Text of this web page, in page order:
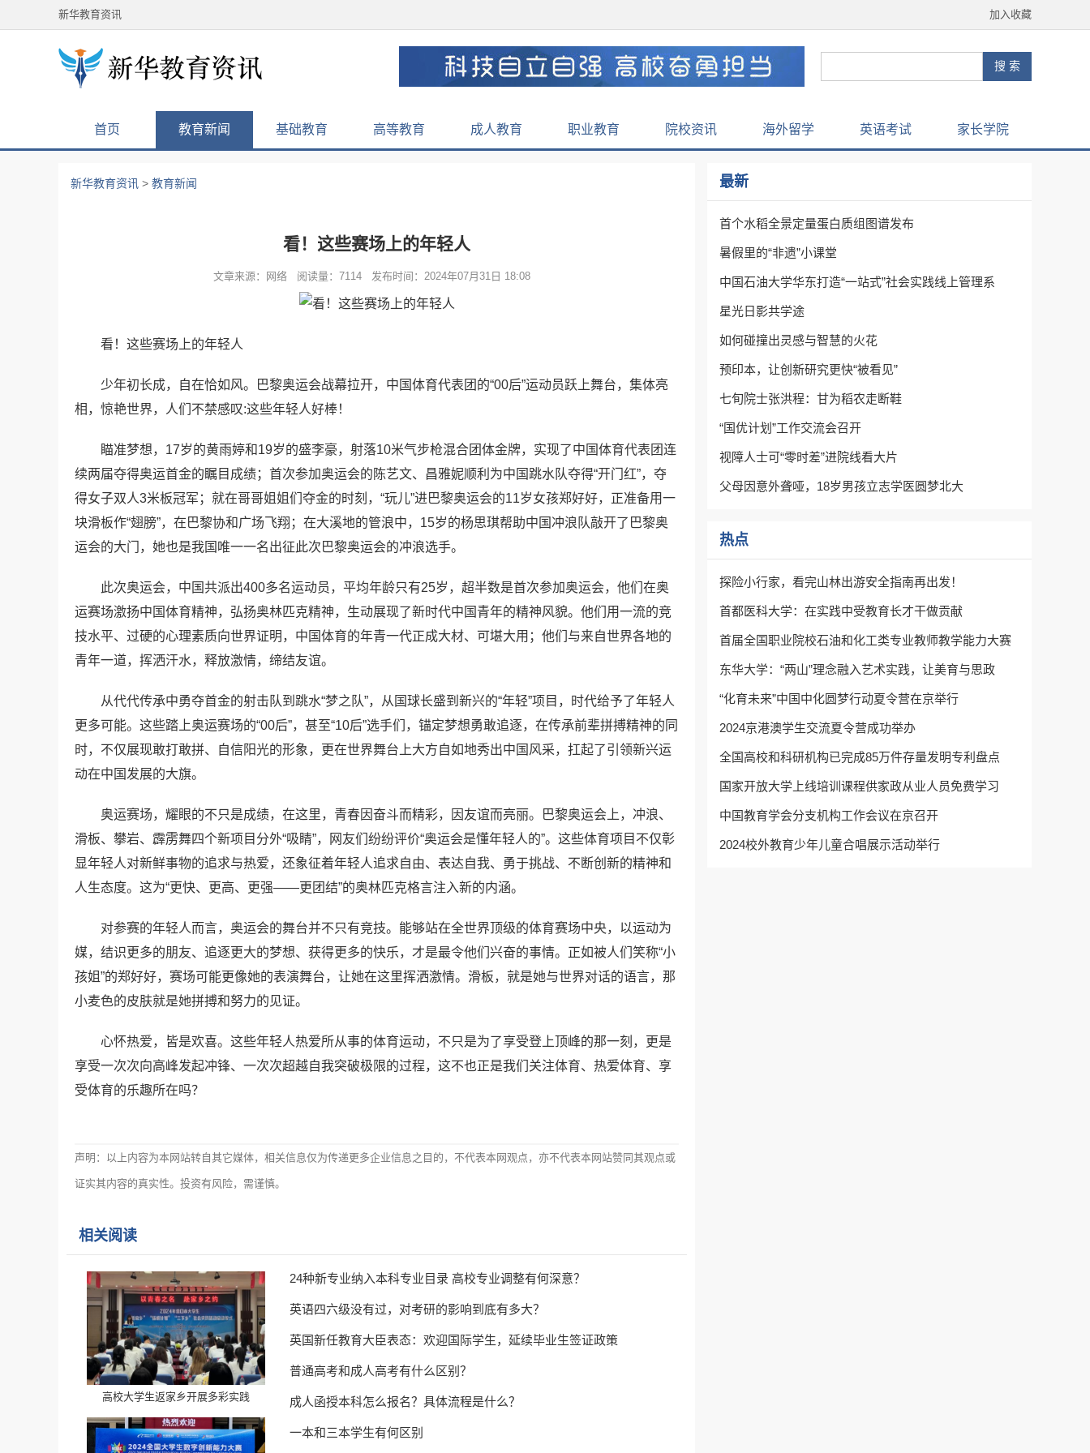
新华教育资讯 加入收藏
首页 教育新闻 基础教育 高等教育 成人教育 职业教育 院校资讯 海外留学 英语考试 家长学院
新华教育资讯 > 教育新闻
看！这些赛场上的年轻人
文章来源：网络 阅读量：7114 发布时间：2024年07月31日 18:08
看！这些赛场上的年轻人
少年初长成，自在恰如风。巴黎奥运会战幕拉开，中国体育代表团的“00后”运动员跃上舞台，集体亮
相，惊艳世界，人们不禁感叹:这些年轻人好棒！
瞄准梦想，17岁的黄雨婷和19岁的盛李豪，射落10米气步枪混合团体金牌，实现了中国体育代表团连
续两届夺得奥运首金的瞩目成绩；首次参加奥运会的陈艺文、昌雅妮顺利为中国跳水队夺得“开门红”，夺
得女子双人3米板冠军；就在哥哥姐姐们夺金的时刻，“玩儿”进巴黎奥运会的11岁女孩郑好好，正准备用一
块滑板作“翅膀”，在巴黎协和广场飞翔；在大溪地的管浪中，15岁的杨思琪帮助中国冲浪队敲开了巴黎奥
运会的大门，她也是我国唯一一名出征此次巴黎奥运会的冲浪选手。
此次奥运会，中国共派出400多名运动员，平均年龄只有25岁，超半数是首次参加奥运会，他们在奥
运赛场激扬中国体育精神，弘扬奥林匹克精神，生动展现了新时代中国青年的精神风貌。他们用一流的竞
技水平、过硬的心理素质向世界证明，中国体育的年青一代正成大材、可堪大用；他们与来自世界各地的
青年一道，挥洒汗水，释放激情，缔结友谊。
从代代传承中勇夺首金的射击队到跳水“梦之队”，从国球长盛到新兴的“年轻”项目，时代给予了年轻人
更多可能。这些踏上奥运赛场的“00后”，甚至“10后”选手们，锚定梦想勇敢追逐，在传承前辈拼搏精神的同
时，不仅展现敢打敢拼、自信阳光的形象，更在世界舞台上大方自如地秀出中国风采，扛起了引领新兴运
动在中国发展的大旗。
奥运赛场，耀眼的不只是成绩，在这里，青春因奋斗而精彩，因友谊而亮丽。巴黎奥运会上，冲浪、
滑板、攀岩、霹雳舞四个新项目分外“吸睛”，网友们纷纷评价“奥运会是懂年轻人的”。这些体育项目不仅彰
显年轻人对新鲜事物的追求与热爱，还象征着年轻人追求自由、表达自我、勇于挑战、不断创新的精神和
人生态度。这为“更快、更高、更强——更团结”的奥林匹克格言注入新的内涵。
对参赛的年轻人而言，奥运会的舞台并不只有竞技。能够站在全世界顶级的体育赛场中央，以运动为
媒，结识更多的朋友、追逐更大的梦想、获得更多的快乐，才是最令他们兴奋的事情。正如被人们笑称“小
孩姐”的郑好好，赛场可能更像她的表演舞台，让她在这里挥洒激情。滑板，就是她与世界对话的语言，那
小麦色的皮肤就是她拼搏和努力的见证。
心怀热爱，皆是欢喜。这些年轻人热爱所从事的体育运动，不只是为了享受登上顶峰的那一刻，更是
享受一次次向高峰发起冲锋、一次次超越自我突破极限的过程，这不也正是我们关注体育、热爱体育、享
受体育的乐趣所在吗？
声明：以上内容为本网站转自其它媒体，相关信息仅为传递更多企业信息之目的，不代表本网观点，亦不代表本网站赞同其观点或
证实其内容的真实性。投资有风险，需谨慎。
相关阅读
高校大学生返家乡开展多彩实践
24种新专业纳入本科专业目录 高校专业调整有何深意？
英语四六级没有过，对考研的影响到底有多大？
英国新任教育大臣表态：欢迎国际学生，延续毕业生签证政策
普通高考和成人高考有什么区别？
成人函授本科怎么报名？具体流程是什么？
一本和三本学生有何区别
最新
首个水稻全景定量蛋白质组图谱发布
暑假里的“非遗”小课堂
中国石油大学华东打造“一站式”社会实践线上管理系
星光日影共学途
如何碰撞出灵感与智慧的火花
预印本，让创新研究更快“被看见”
七旬院士张洪程：甘为稻农走断鞋
“国优计划”工作交流会召开
视障人士可“零时差”进院线看大片
父母因意外聋哑，18岁男孩立志学医圆梦北大
热点
探险小行家，看完山林出游安全指南再出发！
首都医科大学：在实践中受教育长才干做贡献
首届全国职业院校石油和化工类专业教师教学能力大赛
东华大学：“两山”理念融入艺术实践，让美育与思政
“化育未来”中国中化圆梦行动夏令营在京举行
2024京港澳学生交流夏令营成功举办
全国高校和科研机构已完成85万件存量发明专利盘点
国家开放大学上线培训课程供家政从业人员免费学习
中国教育学会分支机构工作会议在京召开
2024校外教育少年儿童合唱展示活动举行